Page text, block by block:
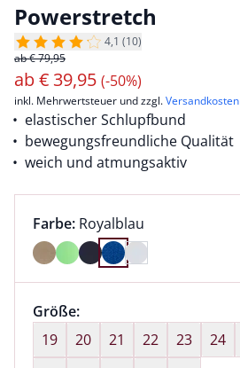
Powerstretch
4,1 (10)
ab € 79,95
ab€ 39,95 (-50%)
inkl. Mehrwertsteuer und zzgl.Versandkosten
elastischer Schlupfbund
bewegungsfreundliche Qualität
weich und atmungsaktiv
Farbauswahl:
Farbe: aktuell ausgewählt:
Royalblau
Farbe Royalblau ausgewählt
Größenauswahl:
Größe:nichts ausgewählt
19
20 21 22 23 24